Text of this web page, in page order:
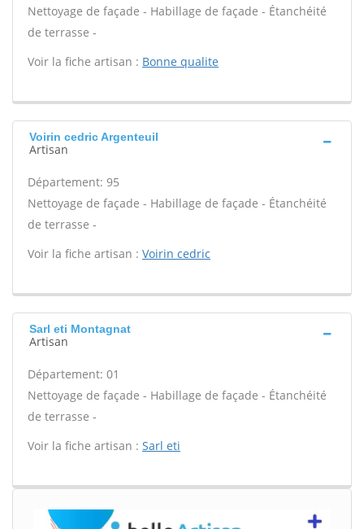
Nettoyage de façade - Habillage de façade - Étanchéité
de terrasse -
Voir la fiche artisan : Bonne qualite
Voirin cedric Argenteuil
Artisan
Département: 95
Nettoyage de façade - Habillage de façade - Étanchéité
de terrasse -
Voir la fiche artisan : Voirin cedric
Sarl eti Montagnat
Artisan
Département: 01
Nettoyage de façade - Habillage de façade - Étanchéité
de terrasse -
Voir la fiche artisan : Sarl eti